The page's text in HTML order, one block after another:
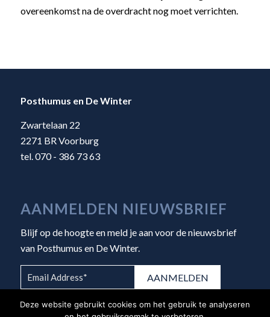
overeenkomst na de overdracht nog moet verrichten.
Posthumus en De Winter
Zwartelaan 22
2271 BR Voorburg
tel. 070 - 386 73 63
AANMELDEN NIEUWSBRIEF
Blijf op de hoogte en meld je aan voor de nieuwsbrief
van Posthumus en De Winter.
Deze website gebruikt cookies om het gebruik te analyseren